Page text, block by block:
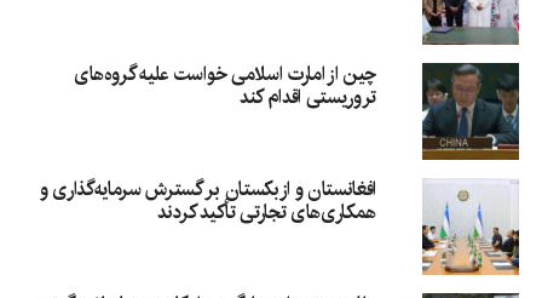
چین از امارت اسلامی خواست علیه گروه‌های
تروریستی اقدام کند
افغانستان و ازبکستان بر گسترش سرمایه‌گذاری و
همکاری‌های تجارتی تأکید کردند